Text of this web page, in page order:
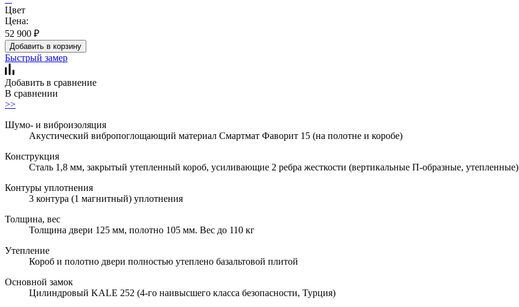
Цвет
Цена:
52 900 ₽
Добавить в корзину
Быстрый замер
Добавить в сравнение
В сравнении
>>
Шумо- и виброизоляция
Акустический вибропоглощающий материал Смартмат Фаворит 15 (на полотне и коробе)
Конструкция
Сталь 1,8 мм, закрытый утепленный короб, усиливающие 2 ребра жесткости (вертикальные П-образные, утепленные)
Контуры уплотнения
3 контура (1 магнитный) уплотнения
Толщина, вес
Толщина двери 125 мм, полотно 105 мм. Вес до 110 кг
Утепление
Короб и полотно двери полностью утеплено базальтовой плитой
Основной замок
Цилиндровый KALE 252 (4-го наивысшего класса безопасности, Турция)